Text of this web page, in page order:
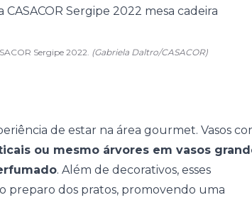
Sergipe 2022. (Gabriela Daltro/CASACOR)
de estar na área gourmet. Vasos
ou mesmo árvores em vasos
. Além de decorativos, esses
preparo dos pratos, promovendo uma